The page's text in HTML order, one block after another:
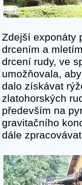
Zdejší exponáty
drcením a
drcení rudy, ve
umožňovala,
dalo získávat
zlatohorských
především na
gravitačního
dále